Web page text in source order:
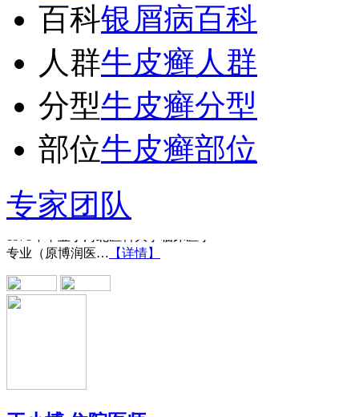
百科银屑病百科
人群牛皮癣人群
分型牛皮癣分型
部位牛皮癣部位
专家团队
1978年毕业于河北医科大学临床医学
王小博 住院医师